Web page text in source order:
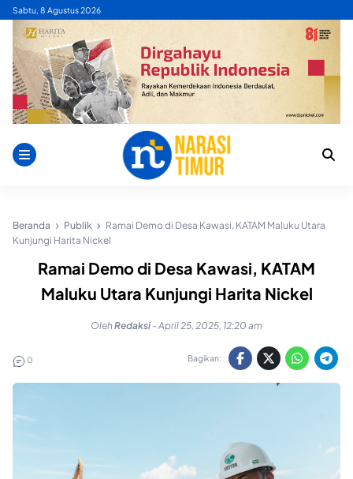
Skip
content
Sabtu, 8 Agustus 2026
Beranda Publik
Ramai Demo di Desa Kawasi, KATAM Maluku Utara
Kunjungi Harita Nickel
Ramai Demo di Desa Kawasi, KATAM
Maluku Utara Kunjungi Harita Nickel
OlehRedaksi - April 25, 2025, 12:20 am
0 Bagikan: